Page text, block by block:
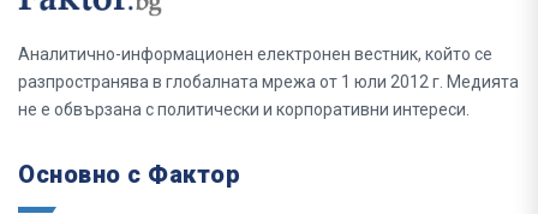
Аналитично-информационен електронен вестник, който се
разпространява в глобалната мрежа от 1 юли 2012 г. Медията
не е обвързана с политически и корпоративни интереси.
Основно с Фактор